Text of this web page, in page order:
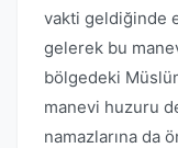
vakti geldiğinde
gelerek bu
bölgedeki
manevi huzuru
namazlarına da